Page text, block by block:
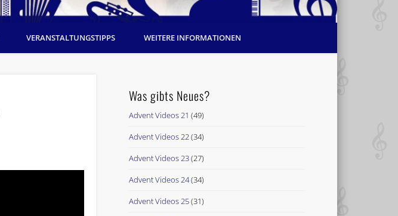
VERANSTALTUNGSTIPPS WEITERE INFORMATIONEN
Was gibts Neues?
Advent Videos 21 (49)
Advent Videos 22(34)
Advent Videos 23(27)
Advent Videos 24(34)
Advent Videos 25(31)